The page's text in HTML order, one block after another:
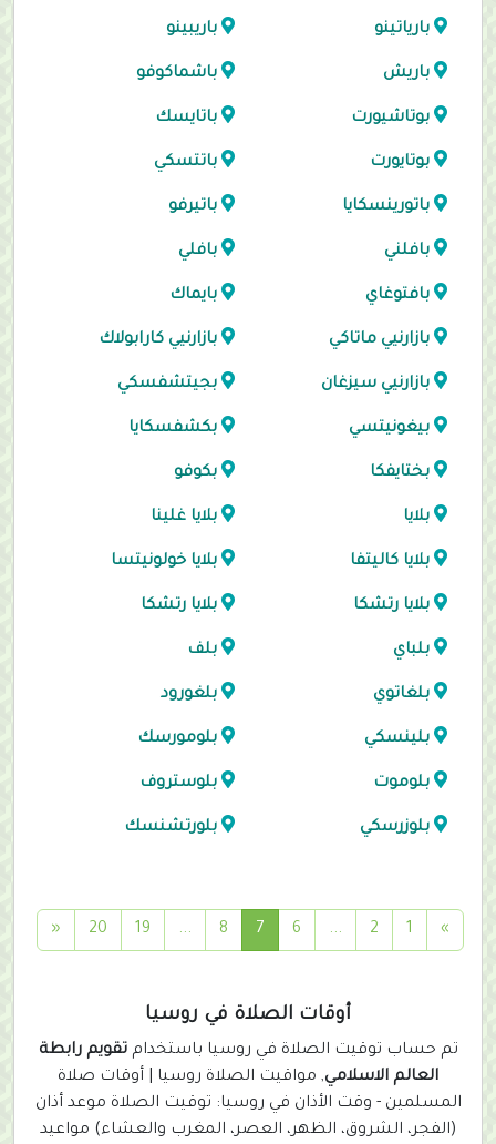
بارياتينو باريبينو
باريش باشماكوفو
بوتاشيورت باتايسك
بوتايورت باتتسكي
باتورينسكايا باتيرفو
بافلني بافلي
بافتوغاي بايماك
بازارنيي ماتاكي بازارنيي كارابولاك
بازارنيي سيزغان بجيتشفسكي
بيغونيتسي بكشفسكايا
بختايفكا بكوفو
بلايا بلايا غلينا
بلايا كاليتفا بلايا خولونيتسا
بلايا رتشكا بلايا رتشكا
بلباي بلف
بلغاتوي بلغورود
بلينسكي بلومورسك
بلوموت بلوستروف
بلوزرسكي بلورتشنسك
»
1
2
...
6
7
c
r
e
t
8
...
19
20
«
أوقات الصلاة في روسيا
تم حساب توقيت الصلاة في روسيا باستخدامتقويم رابطة
العالم الاسلامي, مواقيت الصلاة روسيا | أوقات صلاة
المسلمين - وقت الأذان في روسيا: توقيت الصلاة موعد أذان
(الفجر، الشروق، الظهر، العصر، المغرب والعشاء) مواعيد